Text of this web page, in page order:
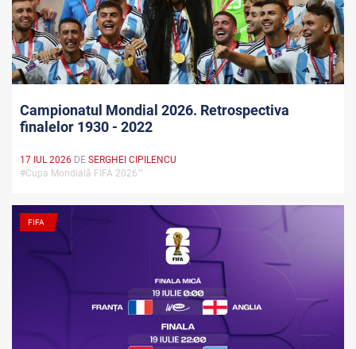
Campionatul Mondial 2026. Retrospectiva
finalelor 1930 - 2022
17 IUL 2026 DE SERGHEI CIPILENCU
#Cupa Mondială FIFA 2026™
FIFA